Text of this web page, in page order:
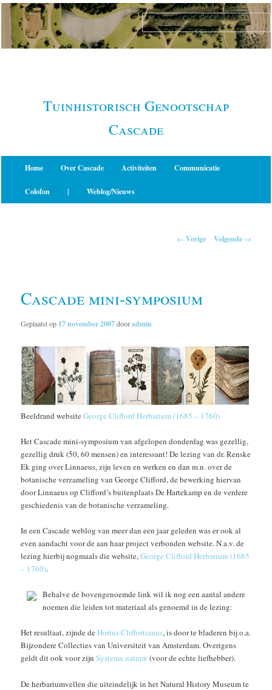
Spring
naar
primaire
Tuinhistorisch Genootschap
Cascade
Home Over Cascade Activiteiten Communicatie
Colofon | Weblog/Nieuws
← Vorige Volgende →
Cascade mini-symposium
Geplaatst op 17 november 2007dooradmin
Beeldrand websiteGeorge Clifford Herbarium (1685 – 1760)
Het Cascade mini-symposium van afgelopen donderdag was gezellig,
gezellig druk (50, 60 mensen) en interessant! De lezing van dr. Renske
Ek ging over Linnaeus, zijn leven en werken en dan m.n. over de
botanische verzameling van George Clifford, de bewerking hiervan
door Linnaeus op Clifford’s buitenplaats De Hartekamp en de verdere
geschiedenis van de botanische verzameling.
In een Cascade weblog van meer dan een jaar geleden was er ook al
even aandacht voor de aan haar project verbonden website. N.a.v. de
lezing hierbij nogmaals die website,George Clifford Herbarium (1685
– 1760).
Behalve de bovengenoemde link wil ik nog een aantal andere
noemen die leiden tot materiaal als genoemd in de lezing:
Het resultaat, zijnde deHortus Cliffortianus, is door te bladeren bij o.a.
Bijzondere Collecties van Universiteit van Amsterdam. Overigens
geldt dit ook voor zijnSystema naturæ (voor de echte liefhebber).
De herbariumvellen die uiteindelijk in het Natural History Museum te